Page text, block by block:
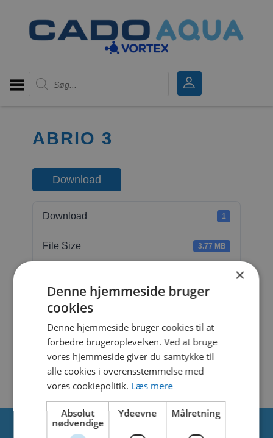
Products search
ABRIO 3
Download
Download 1
File Size 3.77 MB
Create Date
Last Updated
ABRIO 3
×
Denne hjemmeside bruger
cookies
Denne hjemmeside bruger cookies til at
forbedre brugeroplevelsen. Ved at bruge
vores hjemmeside giver du samtykke til
alle cookies i overensstemmelse med
vores cookiepolitik. Læs mere
Absolut
nødvendige
Ydeevne Målretning